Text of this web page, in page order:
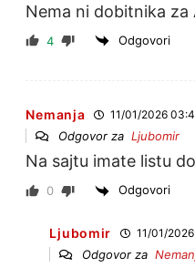
Nema ni dobitnika za
4 Odgovori
Nemanja 11/01/2026
Odgovor zaLjubomir
Na sajtu imate listu
0 Odgovori
Ljubomir 11/01/
Odgovor za